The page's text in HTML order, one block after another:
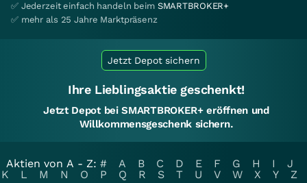
✅ Jederzeit einfach handeln beim SMARTBROKER+
✅ mehr als 25 Jahre Marktpräsenz
Jetzt Depot sichern
Ihre Lieblingsaktie geschenkt!
Jetzt Depot bei SMARTBROKER+ eröffnen und
Willkommensgeschenk sichern.
Aktien von A - Z: # A B C D E F G H I
J
K
L M N O P Q R S T U V W X Y
Z